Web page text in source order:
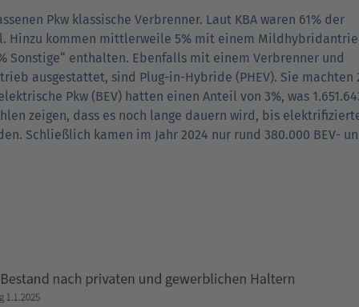
Pkw klassische Verbrenner. Laut KBA waren 61% der
Hinzu kommen mittlerweile 5% mit einem
Sonstige“ enthalten. Ebenfalls mit einem Verbrenner und
ausgestattet, sind Plug-in-Hybride (PHEV). Sie machten
Pkw (BEV) hatten einen Anteil von 3%, was
zeigen, dass es noch lange dauern wird, bis
Schließlich kamen im Jahr 2024 nur rund 380.000 BEV-